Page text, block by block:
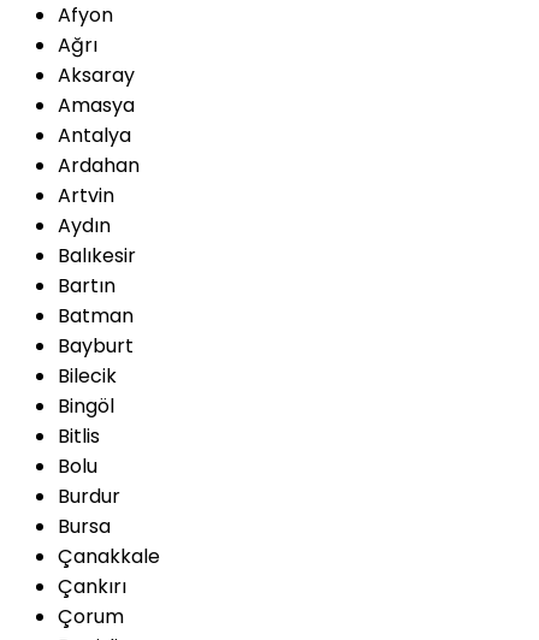
Afyon
Ağrı
Aksaray
Amasya
Antalya
Ardahan
Artvin
Aydın
Balıkesir
Bartın
Batman
Bayburt
Bilecik
Bingöl
Bitlis
Bolu
Burdur
Bursa
Çanakkale
Çankırı
Çorum